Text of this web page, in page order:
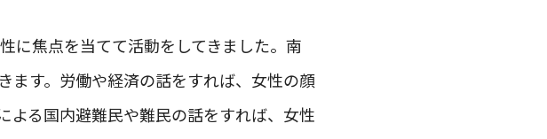
に焦点を当てて活動をしてきました。南
ます。労働や経済の話をすれば、女性の顔
よる国内避難民や難民の話をすれば、女性